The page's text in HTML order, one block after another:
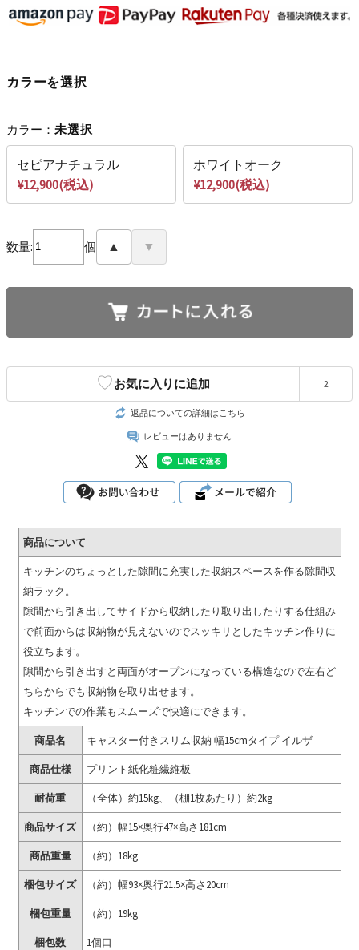
カラーを選択
カラー： 未選択
セピアナチュラル
¥12,900(税込)
ホワイトオーク
¥12,900(税込)
数量: 個 ▲ ▼
♡お気に入りに追加 2
返品についての詳細はこちら
レビューはありません
商品について
キッチンのちょっとした隙間に充実した収納スペースを作る隙間収
納ラック。
隙間から引き出してサイドから収納したり取り出したりする仕組み
で前面からは収納物が見えないのでスッキリとしたキッチン作りに
役立ちます。
隙間から引き出すと両面がオープンになっている構造なので左右ど
ちらからでも収納物を取り出せます。
キッチンでの作業もスムーズで快適にできます。
商品名 キャスター付きスリム収納 幅15cmタイプ イルザ
商品仕様 プリント紙化粧繊維板
耐荷重 （全体）約15kg、（棚1枚あたり）約2kg
商品サイズ （約）幅15×奥行47×高さ181cm
商品重量 （約）18kg
梱包サイズ （約）幅93×奥行21.5×高さ20cm
梱包重量 （約）19kg
梱包数 1個口